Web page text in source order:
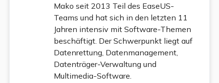
Mako seit 2013 Teil des EaseUS-
Teams und hat sich in den letzten 11
Jahren intensiv mit Software-Themen
beschäftigt. Der Schwerpunkt liegt auf
Datenrettung, Datenmanagement,
Datenträger-Verwaltung und
Multimedia-Software.